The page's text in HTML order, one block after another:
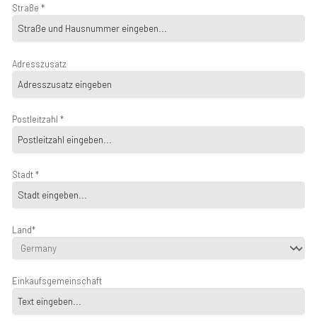
Straße *
Adresszusatz
Postleitzahl *
Stadt *
Land*
Einkaufsgemeinschaft